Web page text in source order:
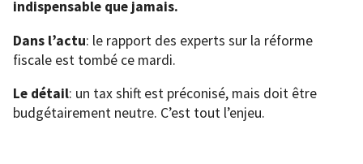
indispensable que jamais.
Dans l’actu: le rapport des experts sur la réforme
fiscale est tombé ce mardi.
Le détail: un tax shift est préconisé, mais doit être
budgétairement neutre. C’est tout l’enjeu.